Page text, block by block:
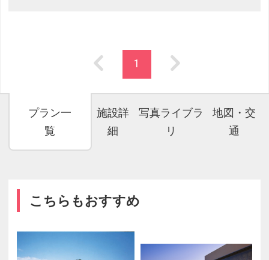
1
プラン一
覧
施設詳
細
写真ライブラ
リ
地図・交
通
こちらもおすすめ